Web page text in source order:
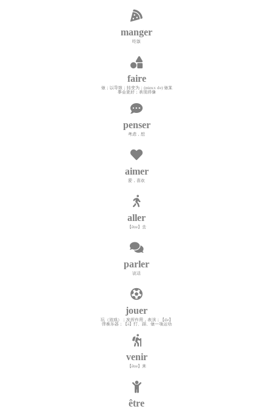
manger
吃饭
faire
做；以导致；转变为；(mieux de) 做某
事会更好；表现得像
penser
考虑，想
aimer
爱，喜欢
aller
【être】去
parler
说话
jouer
玩（游戏）；发挥作用，表演；【de】
弹奏乐器；【à】打、踢、做一项运动
venir
【être】来
être